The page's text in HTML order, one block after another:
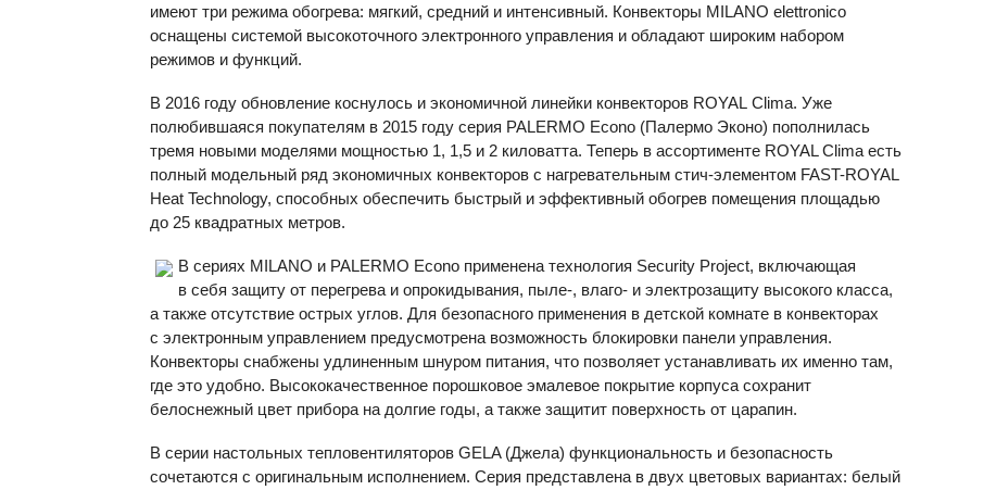
имеют три режима обогрева: мягкий, средний и интенсивный. Конвекторы MILANO elettronico
оснащены системой высокоточного электронного управления и обладают широким набором
режимов и функций.
В 2016 году обновление коснулось и экономичной линейки конвекторов ROYAL Clima. Уже
полюбившаяся покупателям в 2015 году серия PALERMO Econo (Палермо Эконо) пополнилась
тремя новыми моделями мощностью 1, 1,5 и 2 киловатта. Теперь в ассортименте ROYALClima есть
полный модельный ряд экономичных конвекторов с нагревательным стич-элементом FAST-ROYAL
Heat Technology, способных обеспечить быстрый и эффективный обогрев помещения площадью
до 25 квадратных метров.
В сериях MILANO и PALERMO Econo применена технология Security Project, включающая
в себя защиту от перегрева и опрокидывания, пыле-, влаго- и электрозащиту высокого класса,
а также отсутствие острых углов. Для безопасного применения в детской комнате в конвекторах
с электронным управлением предусмотрена возможность блокировки панели управления.
Конвекторы снабжены удлиненным шнуром питания, что позволяет устанавливать их именно там,
где это удобно. Высококачественное порошковое эмалевое покрытие корпуса сохранит
белоснежный цвет прибора на долгие годы, а также защитит поверхность от царапин.
В серии настольных тепловентиляторов GELA(Джела) функциональность и безопасность
сочетаются с оригинальным исполнением. Серия представлена в двух цветовых вариантах: белый